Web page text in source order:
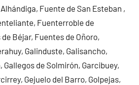
Fuente de San Esteban ,
Fuenterroble de
Béjar, Fuentes de Oñoro,
Galinduste, Galisancho,
Gallegos de Solmirón, Garcibuey,
Gejuelo del Barro, Golpejas,